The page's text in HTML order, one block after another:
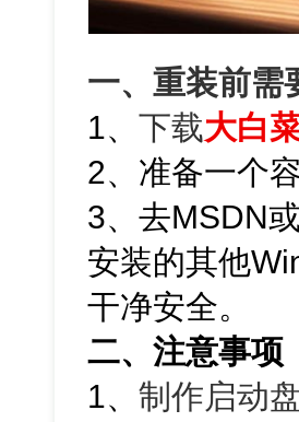
一、重装前需
1、下载大白
2、准备一个
3、去MSDN
安装的其他
干净安全。
二、注意事项
1、制作启动